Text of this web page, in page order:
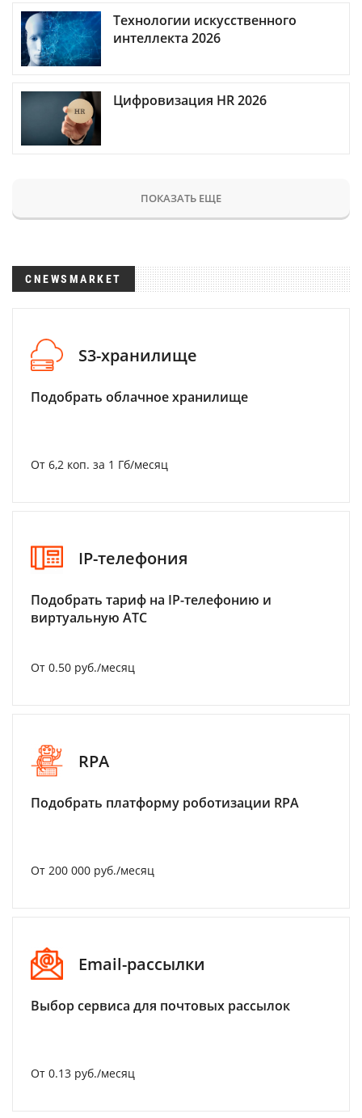
Технологии искусственного
интеллекта 2026
Цифровизация HR 2026
ПОКАЗАТЬ ЕЩЕ
CNEWSMARKET
S3-хранилище
Подобрать облачное хранилище
От 6,2 коп. за 1 Гб/месяц
IP-телефония
Подобрать тариф на IP-телефонию и
виртуальную АТС
От 0.50 руб./месяц
RPA
Подобрать платформу роботизации RPA
От 200 000 руб./месяц
Email-рассылки
Выбор сервиса для почтовых рассылок
От 0.13 руб./месяц